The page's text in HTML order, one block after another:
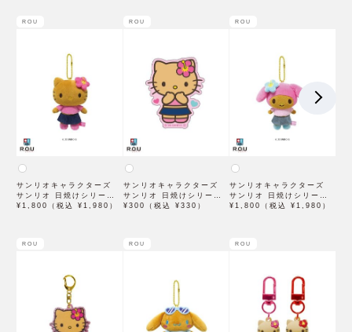
ROU
サンリオキャラクターズ
サンリオ 日焼けシリーズ
ボールチェーンマスコット
¥1,800（税込 ¥1,980）
ROU
サンリオキャラクターズ
サンリオ 日焼けシリーズ
ステッカー ハローキティ
¥300（税込 ¥330）
ROU
サンリオキャラクターズ
サンリオ 日焼けシリーズ
ボールチェーンマスコット
¥1,800（税込 ¥1,980）
ROU ROU ROU